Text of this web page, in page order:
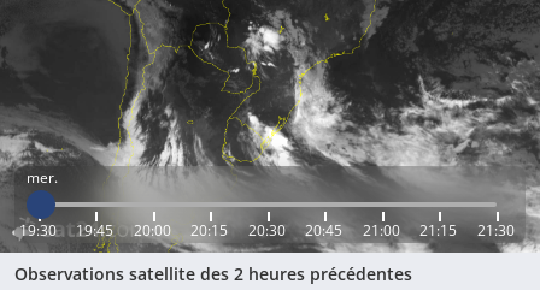
mer.
19:30 19:45 20:00 20:15 20:30 20:45 21:00 21:15 21:30
Observations satellite des 2 heures précédentes